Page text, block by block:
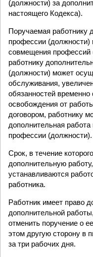
(должности) за
настоящего Кодекса).
Поручаемая работнику
профессии (должности)
совмещения профессий
работнику
(должности) может
обслуживания,
обязанностей временно
освобождения от
договором, работнику
дополнительная работа
профессии (должности).
Срок, в течение
дополнительную
устанавливаются
работника.
Работник имеет право
дополнительной
отменить поручение о
этом другую сторону в
за три рабочих дня.